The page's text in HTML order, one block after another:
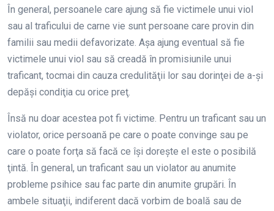
În general, persoanele care ajung să fie victimele unui viol
sau al traficului de carne vie sunt persoane care provin din
familii sau medii defavorizate. Aşa ajung eventual să fie
victimele unui viol sau să creadă în promisiunile unui
traficant, tocmai din cauza credulităţii lor sau dorinţei de a-şi
depăşi condiţia cu orice preţ.
Însă nu doar acestea pot fi victime. Pentru un traficant sau un
violator, orice persoană pe care o poate convinge sau pe
care o poate forţa să facă ce îşi doreşte el este o posibilă
ţintă. În general, un traficant sau un violator au anumite
probleme psihice sau fac parte din anumite grupări. În
ambele situaţii, indiferent dacă vorbim de boală sau de